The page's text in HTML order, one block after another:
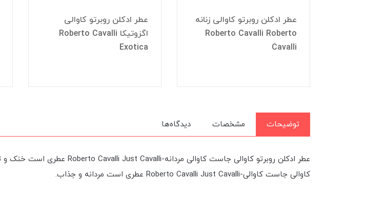
عطر ادکلن روبرتو کاوالی زنانه
Roberto Cavalli Roberto
Cavalli
عطر ادکلن روبرتو کاوالی
اگزوتیکا Roberto Cavalli
Exotica
توضیحات مشخصات دیدگاه‌ها
کاوالی جاست کاوالی-Roberto Cavalli Just Cavalli عطری است مردانه و جذاب.